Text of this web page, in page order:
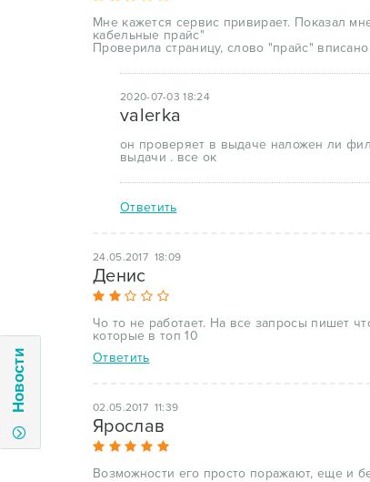
Новости
Мне кажется сервис привирает. Показал
кабельные прайс"
Проверила страницу, слово "прайс"
2020-07-03 18:24
valerka
он проверяет в выдаче наложен ли
выдачи . все ок
Ответить
24.05.2017 18:09
Денис
Чо то не работает. На все запросы пишет
которые в топ 10
Ответить
02.05.2017 11:39
Ярослав
Возможности его просто поражают, еще и